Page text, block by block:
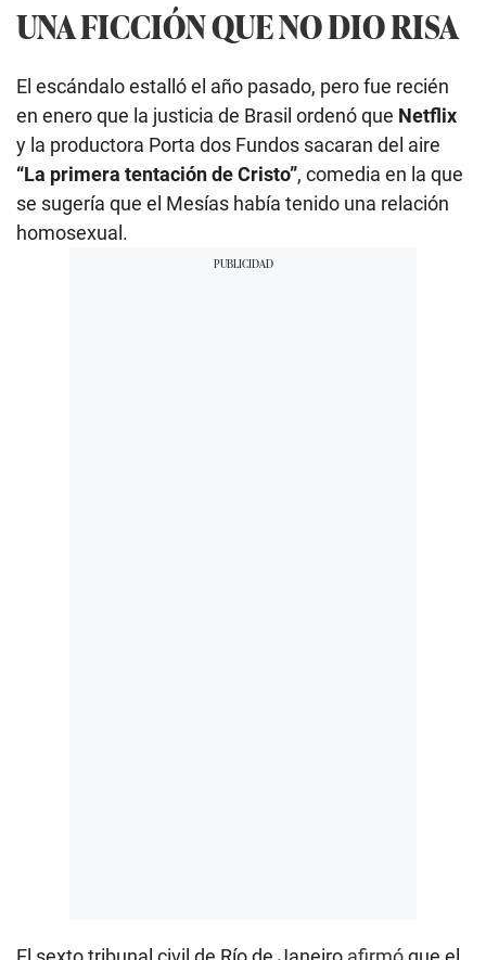
UNA FICCIÓN QUE NO DIO RISA
El escándalo estalló el año pasado, pero fue recién
en enero que la justicia de Brasil ordenó que Netflix
y la productora Porta dos Fundos sacaran del aire
“La primera tentación de Cristo”, comedia en la que
se sugería que el Mesías había tenido una relación
homosexual.